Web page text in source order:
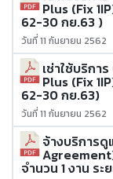
Plus (Fix
62-30 กย.63 )
วันที่ 11 กันยายน 2562
เช่าใช้บริกา
Plus (Fix
62-30 กย.63)
วันที่ 11 กันยายน 2562
จ้างบริการดู
จำนวน 1 งาน ระ